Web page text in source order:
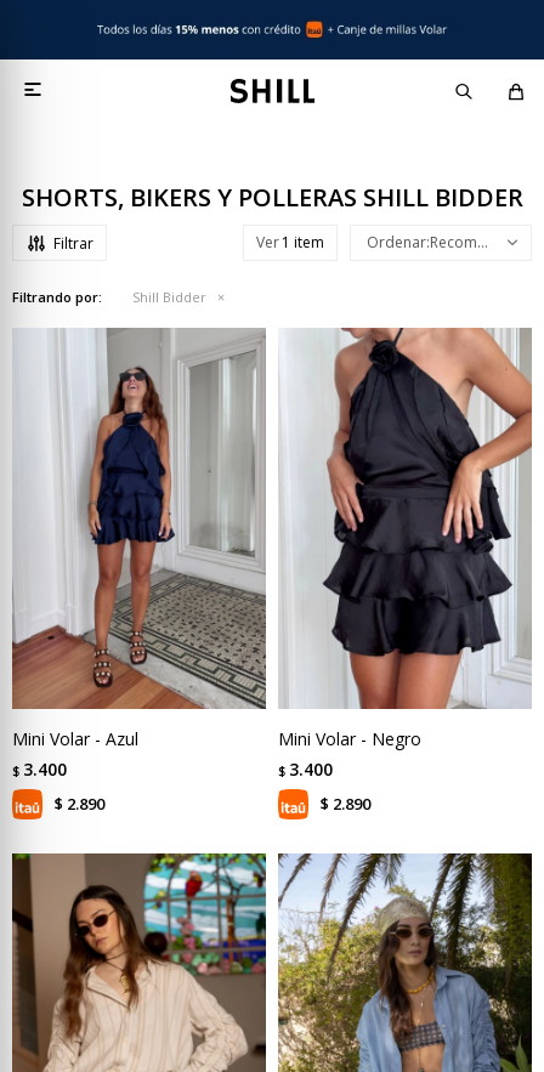

SHORTS, BIKERS Y POLLERAS SHILL BIDDER
Ver Recomendados
Filtrando por: Shill Bidder
Mini Volar - Azul
$ 3.400
$ 2.890
Mini Volar - Negro
$ 3.400
$ 2.890